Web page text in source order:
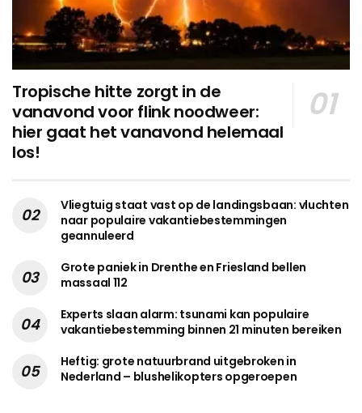
Tropische hitte zorgt in de
vanavond voor flink noodweer:
hier gaat het vanavond helemaal
los!
Vliegtuig staat vast op de landingsbaan: vluchten
naar populaire vakantiebestemmingen
geannuleerd
Grote paniek in Drenthe en Friesland bellen
massaal 112
Experts slaan alarm: tsunami kan populaire
vakantiebestemming binnen 21 minuten bereiken
Heftig: grote natuurbrand uitgebroken in
Nederland – blushelikopters opgeroepen